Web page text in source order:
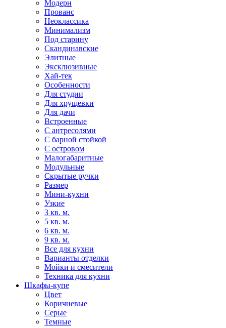
Модерн
Прованс
Неоклассика
Минимализм
Под старину
Скандинавские
Элитные
Эксклюзивные
Хай-тек
Особенности
Для студии
Для хрущевки
Для дачи
Встроенные
С антресолями
С барной стойкой
С островом
Малогабаритные
Модульные
Скрытые ручки
Размер
Мини-кухни
Узкие
3 кв. м.
5 кв. м.
6 кв. м.
9 кв. м.
Все для кухни
Варианты отделки
Мойки и смесители
Техника для кухни
Шкафы-купе
Цвет
Коричневые
Серые
Темные